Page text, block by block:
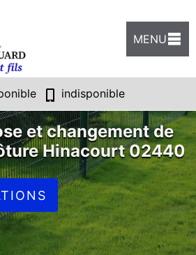
MENU
indisponible
et changement de
Hinacourt 02440